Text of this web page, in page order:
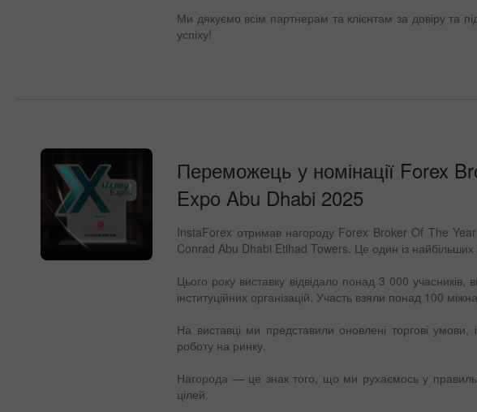
Ми дякуємо всім партнерам та клієнтам за довіру та
успіху!
Переможець у номінації Forex
Expo Abu Dhabi 2025
InstaForex отримав нагороду Forex Broker Of The
Conrad Abu Dhabi Etihad Towers. Це один із найбільших
Цього року виставку відвідало понад 3 000 учасників,
інституційних організацій. Участь взяли понад 100
На виставці ми представили оновлені торгові умови,
роботу на ринку.
Нагорода — це знак того, що ми рухаємось у
цілей.